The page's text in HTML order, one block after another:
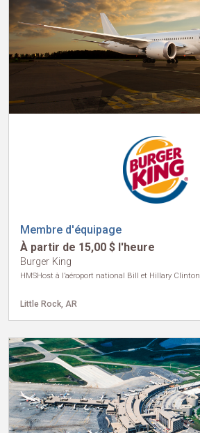
Membre d'équipage
À partir de 15,00 $ l'heure
Burger King
HMSHost à l’aéroport national Bill et Hillary Clinton
Little Rock, AR